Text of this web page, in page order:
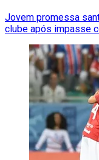
Jovem promessa
clube após impasse